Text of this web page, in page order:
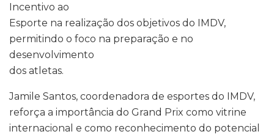
Incentivo ao
Esporte na realização dos objetivos do IMDV,
permitindo o foco na preparação e no
desenvolvimento
dos atletas.
Jamile Santos, coordenadora de esportes do IMDV,
reforça a importância do Grand Prix como vitrine
internacional e como reconhecimento do potencial